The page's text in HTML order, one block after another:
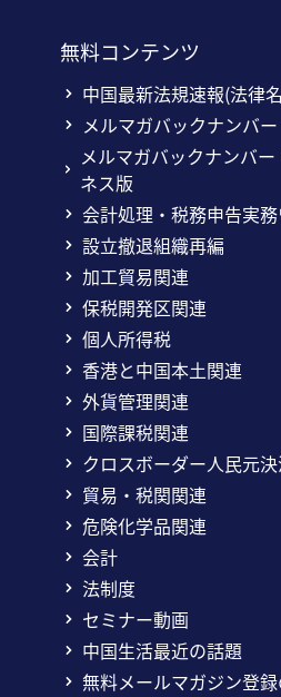
無料コンテンツ
中国最新法規速報(法律
メルマガバックナンバ
メルマガバックナンバ
ネス版
会計処理・税務申告実
設立撤退組織再編
加工貿易関連
保税開発区関連
個人所得税
香港と中国本土関連
外貨管理関連
国際課税関連
クロスボーダー人民元
貿易・税関関連
危険化学品関連
会計
法制度
セミナー動画
中国生活最近の話題
無料メールマガジン登